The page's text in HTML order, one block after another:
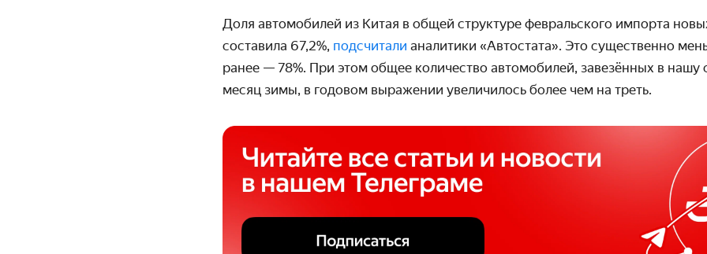
Доля автомобилей из Китая в общей структуре февральского импорта
составила 67,2%, подсчитали аналитики «Автостата». Это существенно
ранее — 78%. При этом общее количество автомобилей, завезённых в нашу
месяц зимы, в годовом выражении увеличилось более чем на треть.